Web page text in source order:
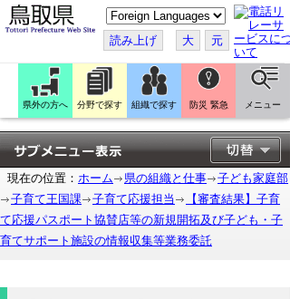
こ
の
ペ
ー
ジ
翻
訳
す
る
読み上げ 大 元
県外の方へ 分野で探す 組織で探す 防災 緊急 メニュー
現在の位置： ホーム 県の組織と仕事
子ども家庭部
子育て王国課
子育て応援担当
【審査結果】子育
て応援パスポート協賛店等の新規開拓及び子ども・子
育てサポート施設の情報収集等業務委託